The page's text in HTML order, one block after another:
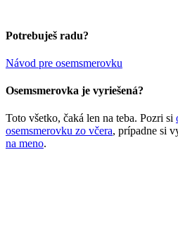
Potrebuješ radu?
Návod pre osemsmerovku
Osemsmerovka je vyriešená?
Toto všetko, čaká len na teba. Pozri si
osemsmerovku zo včera, prípadne si
na meno.